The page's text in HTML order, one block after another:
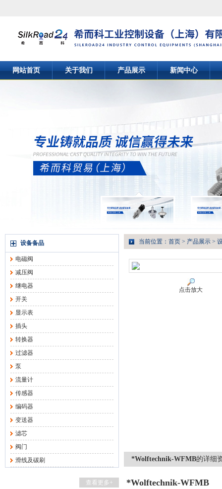
网站首页 关于我们 产品展示 新闻中心
设备备品
电磁阀
减压阀
继电器
开关
显示表
插头
转换器
过滤器
泵
流量计
传感器
编码器
变送器
滤芯
阀门
滑线及碳刷
查看更多+
当前位置： 首页 > 产品展示 >
点击放大
*Wolftechnik-WFMB的详细
*Wolftechnik-WFMB